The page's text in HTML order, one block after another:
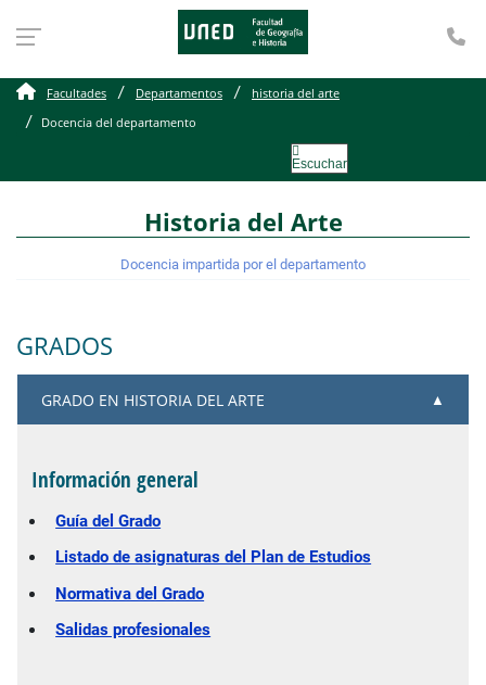
Docencia del
Facultades Departamentos
historia del arte
Docencia del departamento
Escuchar
Historia del Arte
Docencia impartida por el departamento
GRADOS
GRADO EN HISTORIA DEL ARTE
Información general
Guía del Grado
Listado de asignaturas del Plan de Estudios
Normativa del Grado
Salidas profesionales